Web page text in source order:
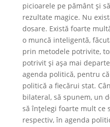
picioarele pe pământ și
rezultate magice. Nu
dosare. Există foarte
o muncă inteligentă,
prin metodele potrivite,
potrivit și așa mai
agenda politică, pentru
politică a fiecărui stat.
bilateral, să spunem, un
să înțelegi foarte mult ce
respectiv, în agenda